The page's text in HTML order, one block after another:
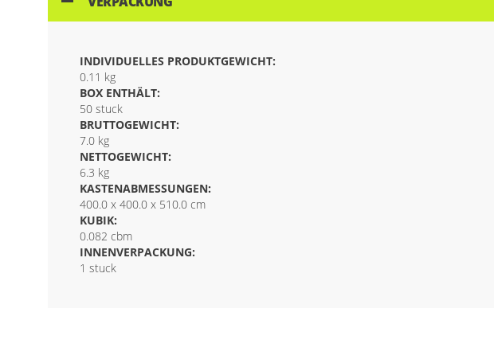
INDIVIDUELLES PRODUKTGEWICHT:
0.11 kg
BOX ENTHÄLT:
50 stuck
BRUTTOGEWICHT:
7.0 kg
NETTOGEWICHT:
6.3 kg
KASTENABMESSUNGEN:
400.0 x 400.0 x 510.0 cm
KUBIK:
0.082 cbm
INNENVERPACKUNG:
1 stuck